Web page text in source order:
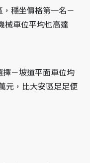
穩坐價格第一名－
械車位平均也高達
－坡道平面車位均
元，比大安區足足便